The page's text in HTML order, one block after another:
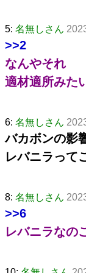
5: 名無しさん
>>2
なんやそれ
適材適所みた
6: 名無しさん
バカボンの影
レバニラって
8: 名無しさん
>>6
レバニラなの